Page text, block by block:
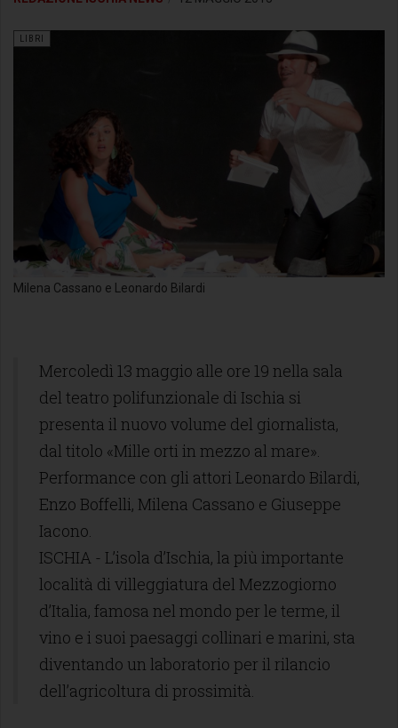
Milena Cassano e Leonardo Bilardi
LIBRI
Mercoledì 13 maggio alle ore 19 nella sala
del teatro polifunzionale di Ischia si
presenta il nuovo volume del giornalista,
dal titolo «Mille orti in mezzo al mare».
Performance con gli attori Leonardo Bilardi,
Enzo Boffelli, Milena Cassano e Giuseppe
Iacono.
ISCHIA - L’isola d’Ischia, la più importante
località di villeggiatura del Mezzogiorno
d’Italia, famosa nel mondo per le terme, il
vino e i suoi paesaggi collinari e marini, sta
diventando un laboratorio per il rilancio
dell’agricoltura di prossimità.